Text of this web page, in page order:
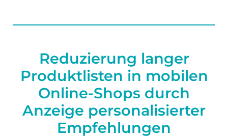
Reduzierung langer
Produktlisten in mobilen
Online-Shops durch
Anzeige personalisierter
Empfehlungen